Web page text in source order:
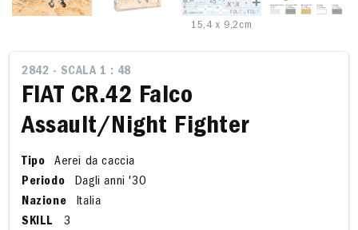
15,4 x 9,2cm
2842 - SCALA 1 : 48
FIAT CR.42 Falco
Assault/Night Fighter
Tipo
Aerei da caccia
Periodo
Dagli anni '30
Nazione
Italia
SKILL
3